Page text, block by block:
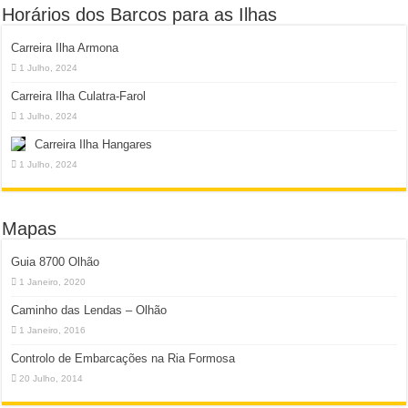
Horários dos Barcos para as Ilhas
Carreira Ilha Armona
1 Julho, 2024
Carreira Ilha Culatra-Farol
1 Julho, 2024
Carreira Ilha Hangares
1 Julho, 2024
Mapas
Guia 8700 Olhão
1 Janeiro, 2020
Caminho das Lendas – Olhão
1 Janeiro, 2016
Controlo de Embarcações na Ria Formosa
20 Julho, 2014